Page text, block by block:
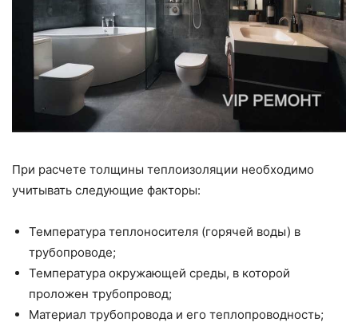
При расчете толщины теплоизоляции необходимо
учитывать следующие факторы:
Температура теплоносителя (горячей воды) в
трубопроводе;
Температура окружающей среды, в которой
проложен трубопровод;
Материал трубопровода и его теплопроводность;